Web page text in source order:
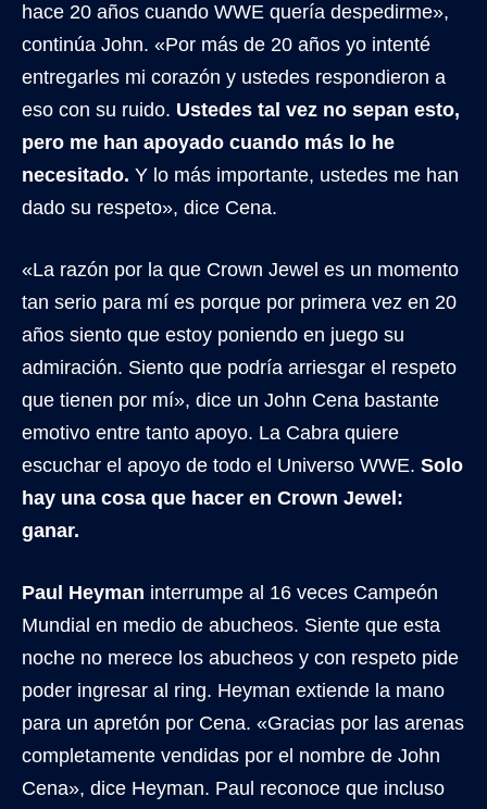
hace 20 años cuando WWE quería despedirme»,
continúa John. «Por más de 20 años yo intenté
entregarles mi corazón y ustedes respondieron a
eso con su ruido. Ustedes tal vez no sepan esto,
pero me han apoyado cuando más lo he
necesitado. Y lo más importante, ustedes me han
dado su respeto», dice Cena.
«La razón por la que Crown Jewel es un momento
tan serio para mí es porque por primera vez en 20
años siento que estoy poniendo en juego su
admiración. Siento que podría arriesgar el respeto
que tienen por mí», dice un John Cena bastante
emotivo entre tanto apoyo. La Cabra quiere
escuchar el apoyo de todo el Universo WWE. Solo
hay una cosa que hacer en Crown Jewel:
ganar.
Paul Heyman interrumpe al 16 veces Campeón
Mundial en medio de abucheos. Siente que esta
noche no merece los abucheos y con respeto pide
poder ingresar al ring. Heyman extiende la mano
para un apretón por Cena. «Gracias por las arenas
completamente vendidas por el nombre de John
Cena», dice Heyman. Paul reconoce que incluso